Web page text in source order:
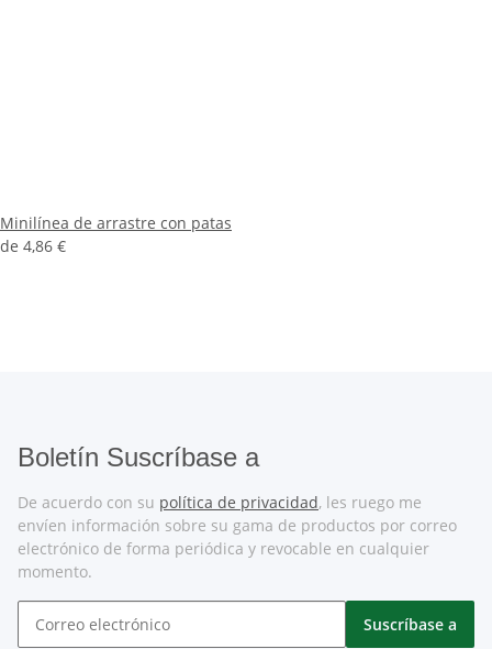
Minilínea de arrastre con patas
de 4,86 €
Boletín Suscríbase a
De acuerdo con su política de privacidad, les ruego me
envíen información sobre su gama de productos por correo
electrónico de forma periódica y revocable en cualquier
momento.
Suscríbase a